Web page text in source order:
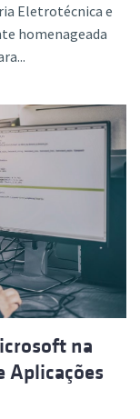
Eletrotécnica e
homenageada
na
Aplicações